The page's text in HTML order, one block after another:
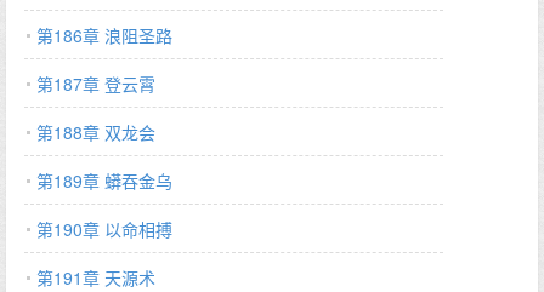
第186章 浪阻圣路
第187章 登云霄
第188章 双龙会
第189章 蟒吞金乌
第190章 以命相搏
第191章 天源术